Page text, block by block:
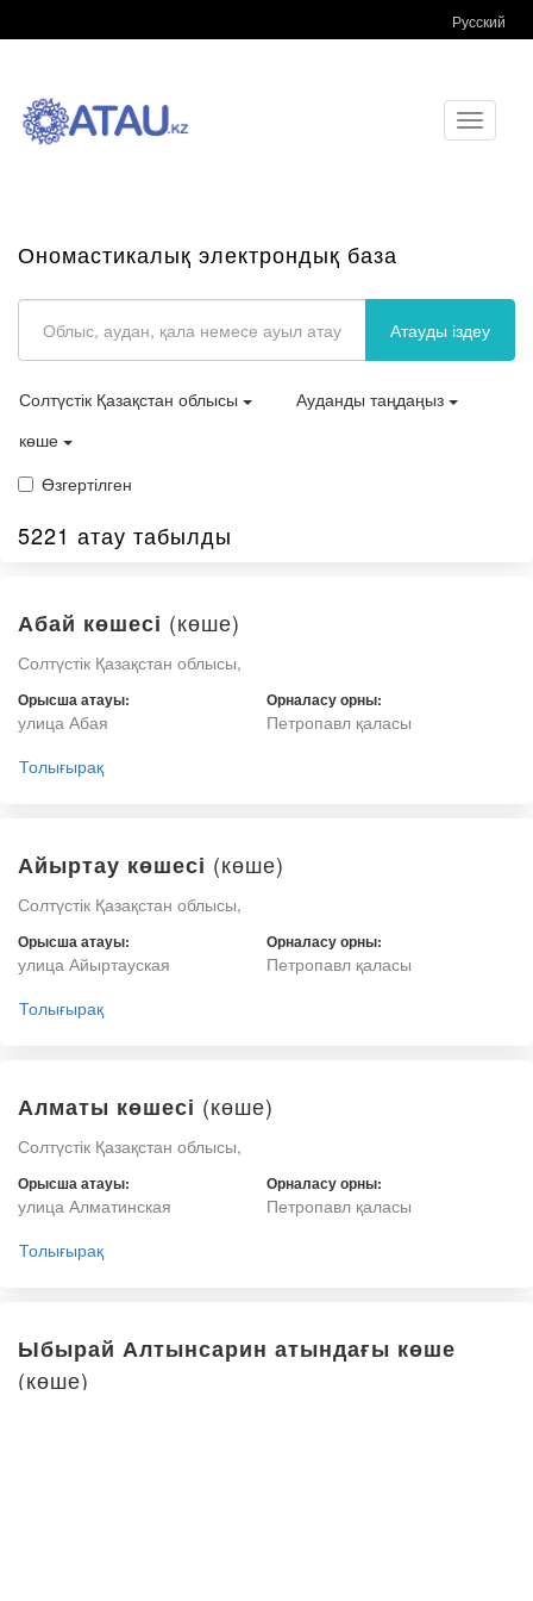
Русский
Toggle
Ономастикалық электрондық база
Атауды іздеу
Солтүстік Қазақстан облысы
Ауданды таңдаңыз
көше
Өзгертілген
5221 атау табылды
Абай көшесі (көше)
Солтүстік Қазақстан облысы,
Орысша атауы:
улица Абая
Орналасу орны:
Петропавл қаласы
Толығырақ
Айыртау көшесі (көше)
Солтүстік Қазақстан облысы,
Орысша атауы:
улица Айыртауская
Орналасу орны:
Петропавл қаласы
Толығырақ
Алматы көшесі (көше)
Солтүстік Қазақстан облысы,
Орысша атауы:
улица Алматинская
Орналасу орны:
Петропавл қаласы
Толығырақ
Ыбырай Алтынсарин атындағы көше
(көше)